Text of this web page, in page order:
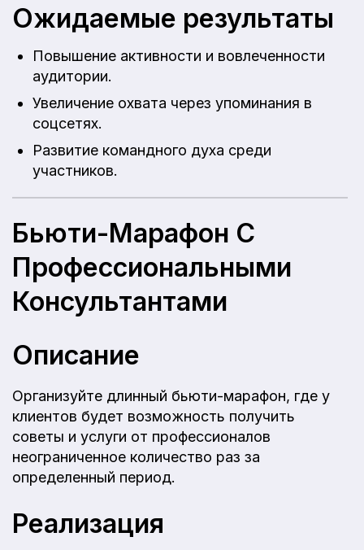
Ожидаемые результаты
Повышение активности и вовлеченности
аудитории.
Увеличение охвата через упоминания в
соцсетях.
Развитие командного духа среди
участников.
Бьюти-Марафон С
Профессиональными
Консультантами
Описание
Организуйте длинный бьюти-марафон, где у
клиентов будет возможность получить
советы и услуги от профессионалов
неограниченное количество раз за
определенный период.
Реализация